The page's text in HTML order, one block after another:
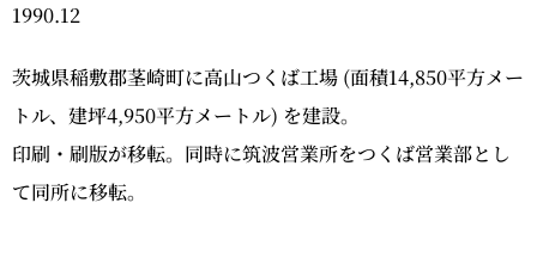
1990.12
茨城県稲敷郡茎崎町に高山つくば工場 (面積14,850平方メー
トル、建坪4,950平方メートル) を建設。
印刷・刷版が移転。同時に筑波営業所をつくば営業部とし
て同所に移転。